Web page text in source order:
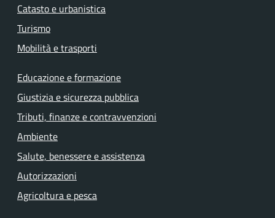
Catasto e urbanistica
Turismo
Mobilità e trasporti
Educazione e formazione
Giustizia e sicurezza pubblica
Tributi, finanze e contravvenzioni
Ambiente
Salute, benessere e assistenza
Autorizzazioni
Agricoltura e pesca